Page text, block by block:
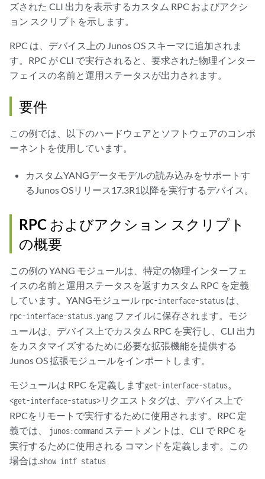
ズされた CLI 出力を表示するカスタム RPC およびアクシ
ョン スクリプトを示します。
RPC は、デバイス上の Junos OS スキーマに追加されま
す。RPC が CLI で実行されると、要求された物理インター
フェイスの名前と運用ステータスが出力されます。
要件
この例では、以下のハードウェアとソフトウェアのコンポ
ーネントを使用しています。
カスタムYANGデータモデルの読み込みをサポートす
るJunos OSリリース17.3R1以降を実行するデバイス。
RPC およびアクション スクリプト
の概要
この例の YANG モジュールは、特定の物理インターフェ
イスの名前と運用ステータスを返すカスタム RPC を定義
しています。YANGモジュール rpc-interface-status は、
rpc-interface-status.yang ファイルに保存されます。モジ
ュールは、デバイス上でカスタム RPC を実行し、CLI 出力
をカスタマイズするために必要な拡張機能を提供する
Junos OS 拡張モジュールをインポートします。
モジュールは RPC を定義しますget-interface-status。
<get-interface-status>リクエストタグは、デバイス上で
RPCをリモートで実行するために使用されます。RPC 定
義では、
junos:command ステートメントは、CLI で RPC を
実行するために使用される コマンドを定義します。この
場合は.show intf status